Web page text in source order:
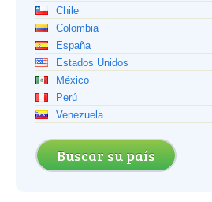
Chile
Colombia
España
Estados Unidos
México
Perú
Venezuela
Buscar su país